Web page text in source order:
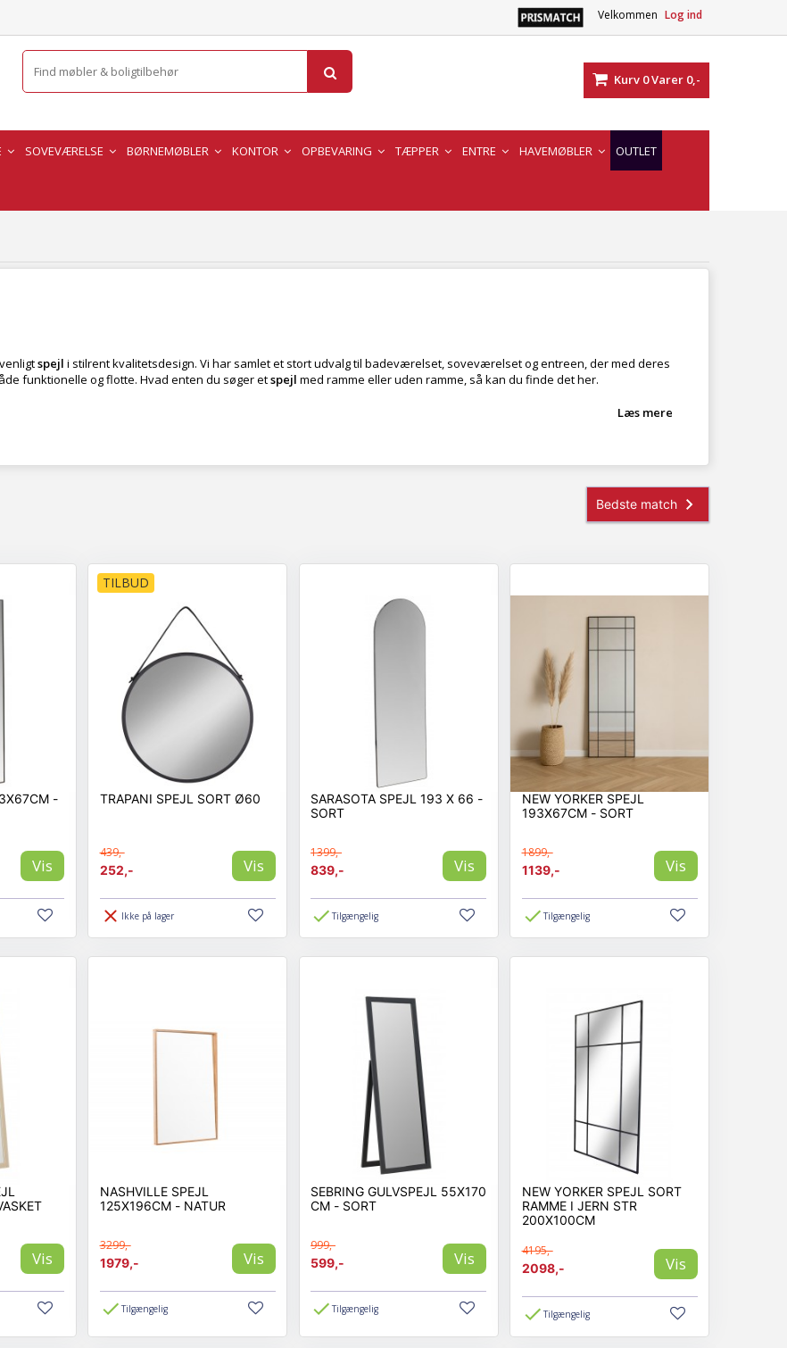
Velkommen Log ind
Kurv 0Varer 0,-
SOVEVÆRELSE BØRNEMØBLER KONTOR OPBEVARING TÆPPER ENTRE HAVEMØBLER OUTLET
spejl i stilrent kvalitetsdesign. Vi har samlet et stort udvalg til badeværelset, soveværelset og entreen, der med deres
funktionelle og flotte. Hvad enten du søger etspejl med ramme eller uden ramme, så kan du finde det her.
Læs mere
Vis
TILBUD
TRAPANI SPEJL SORT Ø60
439,-
252,-
Vis
Ikke på lager
SARASOTA SPEJL 193 X 66 -
SORT
1399,-
839,-
Vis
Tilgængelig
NEW YORKER SPEJL
193X67CM - SORT
1899,-
1139,-
Vis
Tilgængelig
Vis
NASHVILLE SPEJL
125X196CM - NATUR
3299,-
1979,-
Vis
Tilgængelig
SEBRING GULVSPEJL 55X170
CM - SORT
999,-
599,-
Vis
Tilgængelig
NEW YORKER SPEJL SORT
RAMME I JERN STR
200X100CM
4195,-
2098,-
Vis
Tilgængelig